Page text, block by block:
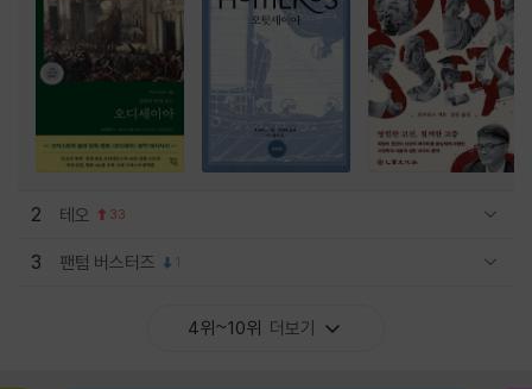
2 테오 33
3 팬텀 버스터즈 1
4위~10위 더보기